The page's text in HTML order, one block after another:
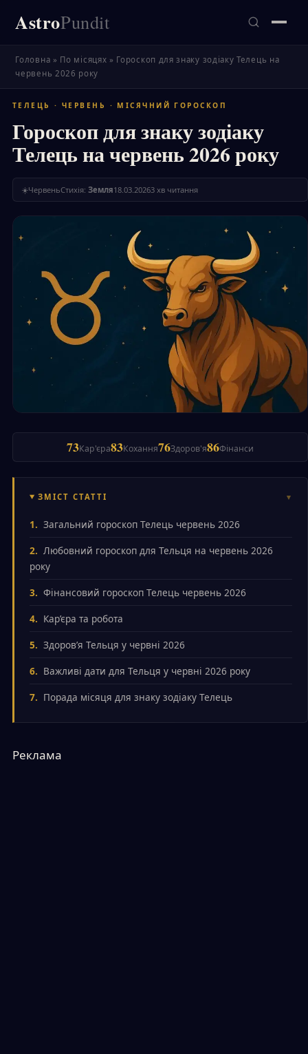
AstroPundit
ЗНАЙТИ
Головна » По місяцях » Гороскоп для знаку зодіаку Телець на
червень 2026 року
ТЕЛЕЦЬ · ЧЕРВЕНЬ · МІСЯЧНИЙ ГОРОСКОП
Гороскоп для знаку зодіаку
Телець на червень 2026 року
☀️ЧервеньСтихія: Земля18.03.20263 хв читання
73Кар'єра83Кохання76Здоров'я86Фінанси
ЗМІСТ СТАТТІ
Загальний гороскоп Телець червень 2026
Любовний гороскоп для Тельця на червень 2026
року
Фінансовий гороскоп Телець червень 2026
Кар’єра та робота
Здоров’я Тельця у червні 2026
Важливі дати для Тельця у червні 2026 року
Порада місяця для знаку зодіаку Телець
Реклама